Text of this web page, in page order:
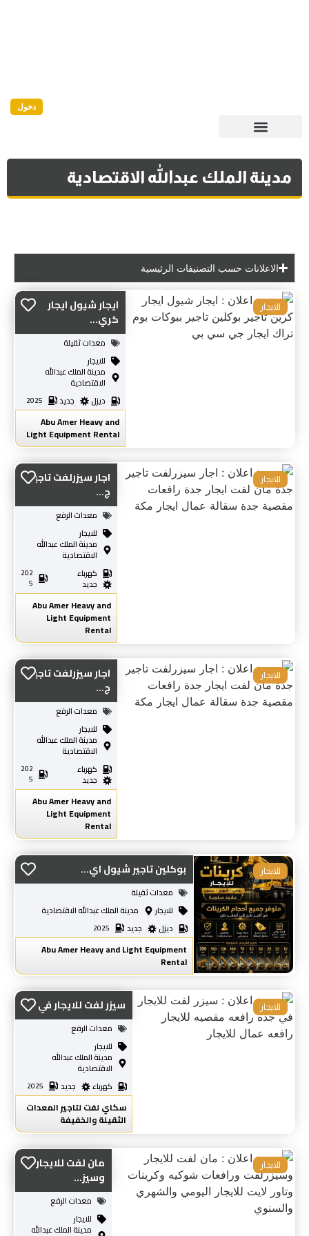
دخول
مدينة الملك عبدالله الاقتصادية
الاعلانات حسب التصنيفات الرئيسية
ايجار شيول ايجار
كري...
معدات ثقيلة
للايجار
مدينة الملك عبدالله
الاقتصادية
ديزل
جديد 2025
Abu Amer Heavy and
Light Equipment Rental
للايجار
اجار سيزرلفت تاجير
ج...
معدات الرفع
للايجار
مدينة الملك عبدالله
الاقتصادية
كهرباء
جديد
202
5
Abu Amer Heavy and
Light Equipment
Rental
للايجار
اجار سيزرلفت تاجير
ج...
معدات الرفع
للايجار
مدينة الملك عبدالله
الاقتصادية
كهرباء
جديد
202
5
Abu Amer Heavy and
Light Equipment
Rental
للايجار
بوكلين تاجير شيول اي...
معدات ثقيلة
للايجار
مدينة الملك عبدالله الاقتصادية
ديزل
جديد 2025
Abu Amer Heavy and Light Equipment
Rental
للايجار
سيزر لفت للايجار في ...
معدات الرفع
للايجار
مدينة الملك عبدالله
الاقتصادية
كهرباء
جديد 2025
سكاي لفت لتاجير المعدات
الثقيلة والخفيفة
للايجار
مان لفت للايجار
وسيز...
معدات الرفع
للايجار
مدينة الملك عبدالله
للايجار